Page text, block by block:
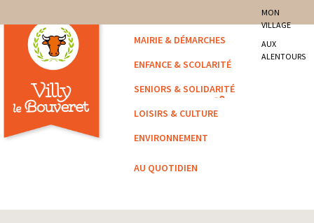
Villy-le-Bouveret
MON
VILLAGE
AUX
ALENTOURS
MAIRIE & DÉMARCHES
ENFANCE & SCOLARITÉ
SENIORS & SOLIDARITÉ
LOISIRS & CULTURE
ENVIRONNEMENT
AU QUOTIDIEN